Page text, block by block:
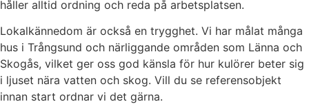
håller alltid ordning och reda på arbetsplatsen.
Lokalkännedom är också en trygghet. Vi har målat många
hus i Trångsund och närliggande områden som Länna och
Skogås, vilket ger oss god känsla för hur kulörer beter sig
i ljuset nära vatten och skog. Vill du se referensobjekt
innan start ordnar vi det gärna.